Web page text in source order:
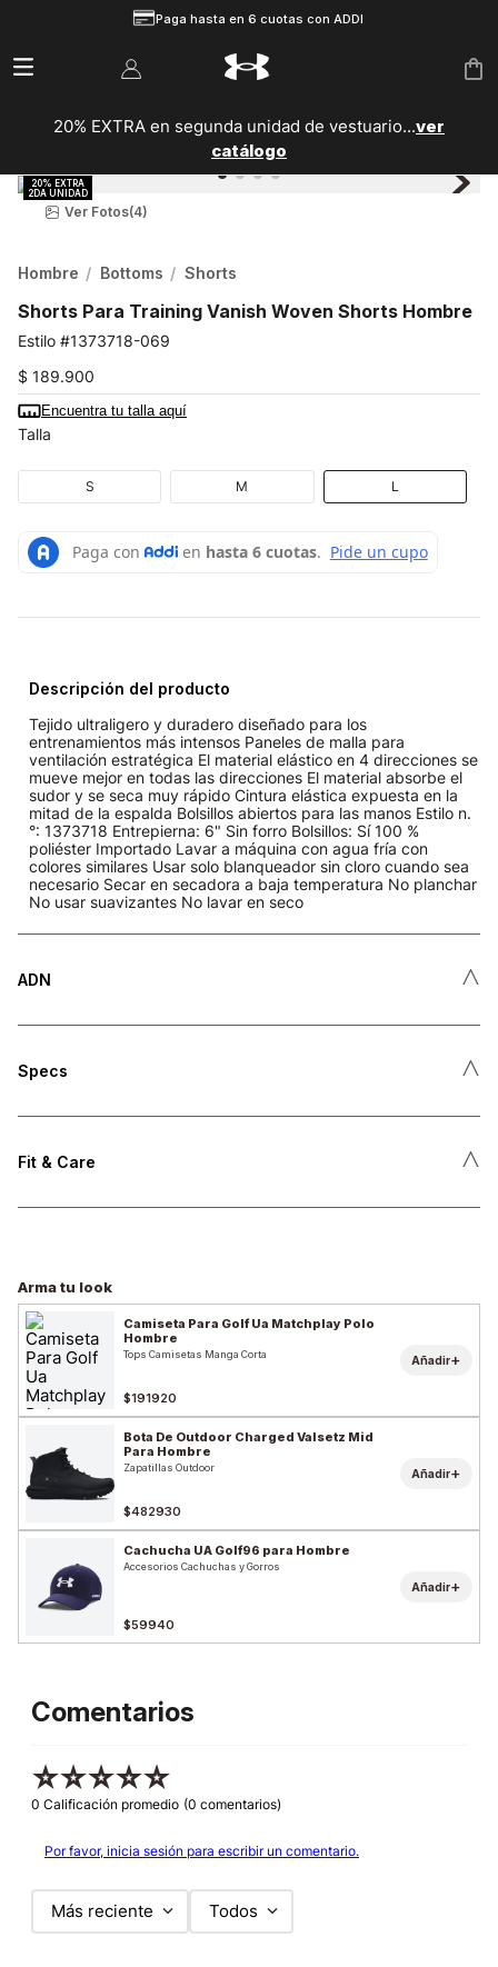
Paga hasta en 6 cuotas con ADDI
20% EXTRA en segunda unidad de vestuario...ver
catálogo
Ver Fotos(4)
Hombre Bottoms Shorts
Shorts Para Training Vanish Woven Shorts Hombre
1373718-069
$ 189.900
Encuentra tu talla aquí
Talla
S M L
Descripción del producto
Tejido ultraligero y duradero diseñado para los
entrenamientos más intensos Paneles de malla para
ventilación estratégica El material elástico en 4 direcciones se
mueve mejor en todas las direcciones El material absorbe el
sudor y se seca muy rápido Cintura elástica expuesta en la
mitad de la espalda Bolsillos abiertos para las manos Estilo n.
°: 1373718 Entrepierna: 6" Sin forro Bolsillos: Sí 100 %
poliéster Importado Lavar a máquina con agua fría con
colores similares Usar solo blanqueador sin cloro cuando sea
necesario Secar en secadora a baja temperatura No planchar
No usar suavizantes No lavar en seco
ADN ˄
Specs ˄
Fit & Care ˄
Arma tu look
Camiseta Para Golf Ua Matchplay Polo
Hombre
Tops Camisetas Manga Corta
$191920
Añadir+
Bota De Outdoor Charged Valsetz Mid
Para Hombre
Zapatillas Outdoor
$482930
Añadir+
Cachucha UA Golf96 para Hombre
Accesorios Cachuchas y Gorros
$59940
Añadir+
Comentarios
☆☆☆☆☆
0 Calificación promedio (0 comentarios)
Por favor, inicia sesión para escribir un comentario.
Más reciente Todos